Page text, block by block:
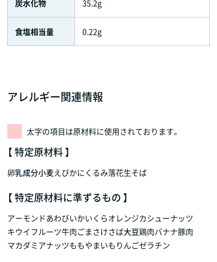
炭水化物 35.2g
食塩相当量 0.22g
アレルギー関連情報
太字の項目は原材料に使用されております。
【 特定原材料 】
卵乳成分小麦えびかにくるみ落花生そば
【 特定原材料に準ずるもの 】
アーモンドあわびいかいくらオレンジカシューナッツ
キウイフルーツ牛肉ごまさけさば大豆鶏肉バナナ豚肉
マカダミアナッツももやまいも りんごゼラチン